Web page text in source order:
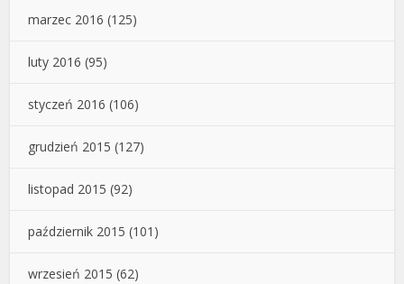
marzec 2016 (125)
luty 2016 (95)
styczeń 2016 (106)
grudzień 2015 (127)
listopad 2015 (92)
październik 2015 (101)
wrzesień 2015 (62)